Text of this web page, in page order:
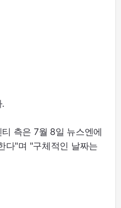
측은 7월 8일 뉴스엔에
다"며 "구체적인 날짜는